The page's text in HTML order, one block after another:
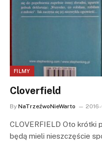
FILMY
Cloverfield
By NaTrzeźwoNieWarto
CLOVERFIELD Oto krótki
będą mieli nieszczęście